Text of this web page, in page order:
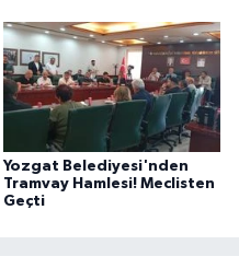
Yozgat Belediyesi'nden
Tramvay Hamlesi! Meclisten
Geçti